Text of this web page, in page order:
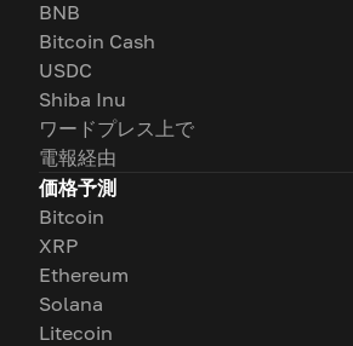
BNB
Bitcoin Cash
USDC
Shiba Inu
ワードプレス上で
電報経由
価格予測
Bitcoin
XRP
Ethereum
Solana
Litecoin